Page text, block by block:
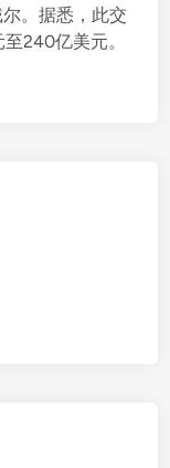
。据悉，此交
240亿美元。